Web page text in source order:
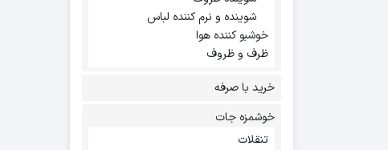
شوینده و نرم کننده لباس
خوشبو کننده هوا
ظرف و ظروف
خرید با صرفه
خوشمزه جات
تنقلات